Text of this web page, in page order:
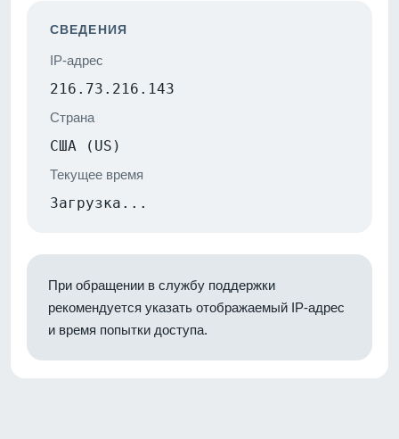
СВЕДЕНИЯ
IP-адрес
216.73.216.143
Страна
США (US)
Текущее время
Загрузка...
При обращении в службу поддержки
рекомендуется указать отображаемый IP-адрес
и время попытки доступа.